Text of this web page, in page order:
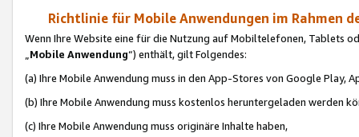
Richtlinie für Mobile Anwendungen im Rahmen
Wenn Ihre Website eine für die Nutzung auf Mobiltelefonen, Tablets
„Mobile Anwendung“) enthält, gilt Folgendes:
(a) Ihre Mobile Anwendung muss in den App-Stores von Google Play,
(b) Ihre Mobile Anwendung muss kostenlos heruntergeladen werden
(c) Ihre Mobile Anwendung muss originäre Inhalte haben,